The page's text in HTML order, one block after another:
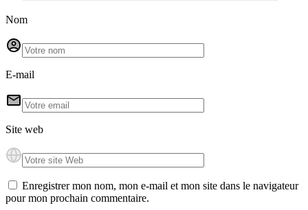
Nom
E-mail
Site web
Enregistrer mon nom, mon e-mail et mon site dans le navigateur
pour mon prochain commentaire.